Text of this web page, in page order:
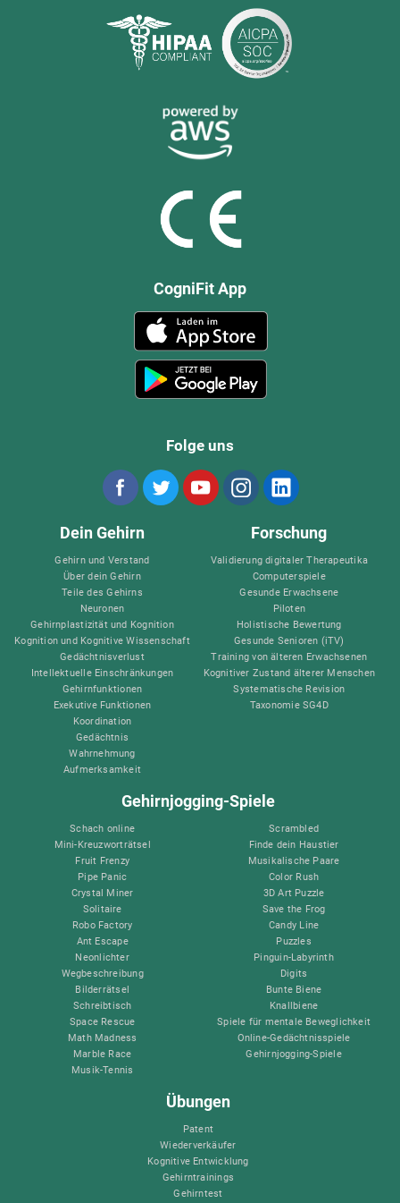
CogniFit App
Folge uns
Dein Gehirn
Gehirn und Verstand
Über dein Gehirn
Teile des Gehirns
Neuronen
Gehirnplastizität und Kognition
Kognition und Kognitive Wissenschaft
Gedächtnisverlust
Intellektuelle Einschränkungen
Gehirnfunktionen
Exekutive Funktionen
Koordination
Gedächtnis
Wahrnehmung
Aufmerksamkeit
Forschung
Validierung digitaler Therapeutika
Computerspiele
Gesunde Erwachsene
Piloten
Holistische Bewertung
Gesunde Senioren (iTV)
Training von älteren Erwachsenen
Kognitiver Zustand älterer Menschen
Systematische Revision
Taxonomie SG4D
Gehirnjogging-Spiele
Schach online
Mini-Kreuzworträtsel
Fruit Frenzy
Pipe Panic
Crystal Miner
Solitaire
Robo Factory
Ant Escape
Neonlichter
Wegbeschreibung
Bilderrätsel
Schreibtisch
Space Rescue
Math Madness
Marble Race
Musik-Tennis
Scrambled
Finde dein Haustier
Musikalische Paare
Color Rush
3D Art Puzzle
Save the Frog
Candy Line
Puzzles
Pinguin-Labyrinth
Digits
Bunte Biene
Knallbiene
Spiele für mentale Beweglichkeit
Online-Gedächtnisspiele
Gehirnjogging-Spiele
Übungen
Patent
Wiederverkäufer
Kognitive Entwicklung
Gehirntrainings
Gehirntest